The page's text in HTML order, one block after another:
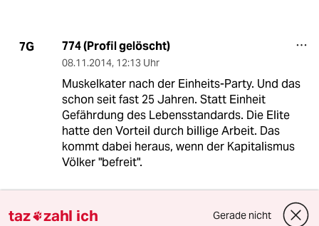
7G 774 (Profil gelöscht)
08.11.2014, 12:13 Uhr
Muskelkater nach der Einheits-Party. Und das
schon seit fast 25 Jahren. Statt Einheit
Gefährdung des Lebensstandards. Die Elite
hatte den Vorteil durch billige Arbeit. Das
kommt dabei heraus, wenn der Kapitalismus
Völker "befreit".
Lowandorder
taz zahl ich Gerade nicht